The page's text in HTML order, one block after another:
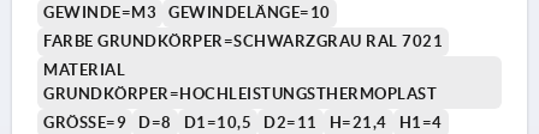
GEWINDE=M3
GEWINDELÄNGE=10
FARBE GRUNDKÖRPER=SCHWARZGRAU RAL 7021
MATERIAL
GRUNDKÖRPER=HOCHLEISTUNGSTHERMOPLAST
GRÖSSE=9
D=8 D1=10,5 D2=11 H=21,4
H1=4